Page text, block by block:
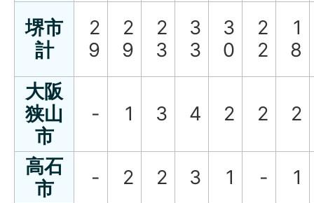
堺市
計
2
9
2
9
2
3
3
3
3
0
2
2
1
8
大阪
狭山
市
- 1 3 4 2 2 2
高石
市
- 2 2 3 1 -
1